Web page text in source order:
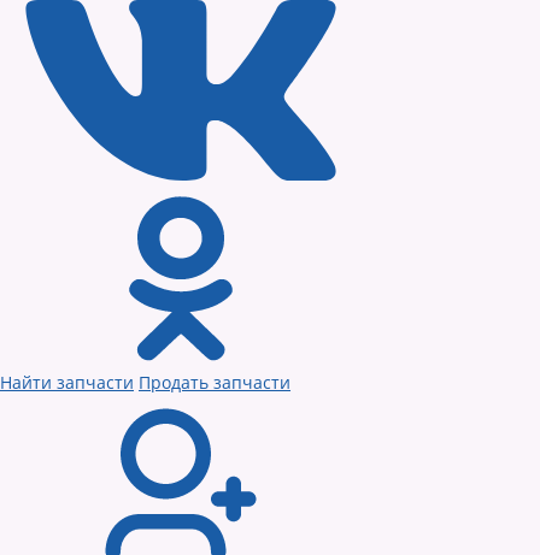
Найти запчасти Продать запчасти